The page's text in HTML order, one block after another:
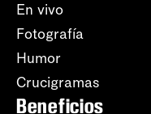
En vivo
Fotografía
Humor
Crucigramas
Beneficios